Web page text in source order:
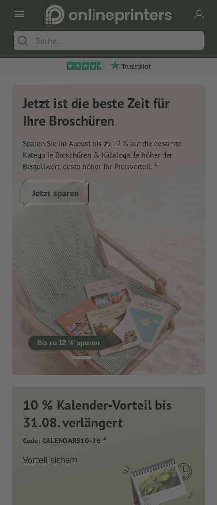
Jetzt ist die beste Zeit für
Ihre Broschüren
Sparen Sie im August bis zu 12 % auf die gesamte
Kategorie Broschüren & Kataloge. Je höher der
Bestellwert, desto höher Ihr Preisvorteil. 1
Jetzt sparen
10 % Kalender-Vorteil bis
31.08. verlängert
Code: CALENDARS10-26 4
Vorteil sichern